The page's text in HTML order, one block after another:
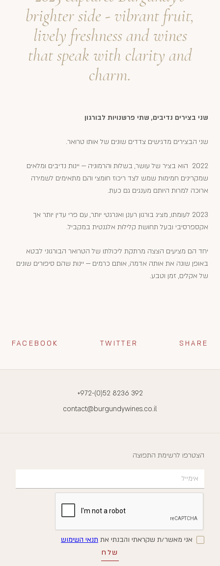
brighter side - vibrant fruit,
lively freshness and wines
that speak with clarity and
charm.
שני בצירים נדיבים, שתי פרשנויות לבורגון
שני הבצירים מדגישים צדדים שונים של אותו טרואר.
2022 הוא בציר של עושר, בשלות והרמוניה — יינות נדיבים ומלאים
שמקרינים חמימות שמש לצד ריכוז חומצי והם מתאימים לשמירה
ארוכה למרות היותם מענגים גם כעת.
2023 לעומתו, מציג בורגון רענן ואנרגטי יותר, עם פרי עדין יותר אך
אקספרסיבי ובעל תחושת קלילות אלגנטית במקביל.
יחד הם מציעים הצצה מרתקת ליכולתו של הטרואר הבורגוני לבטא
באופן שונה את אותה אדמה, אותם כרמים — יינות שהם סיפורים שונים
של אקלים, זמן וטבע.
הרשמה לאירוע
שם מלא
אני מאשר/ת שקראתי והבנתי אתתנאי השימוש
SHARE
TWITTER
FACEBOOK
+972-(0)52 8236 392
contact@burgundywines.co.il
הצטרפו לרשימת התפוצה
אני מאשר/ת שקראתי והבנתי את תנאי השימוש